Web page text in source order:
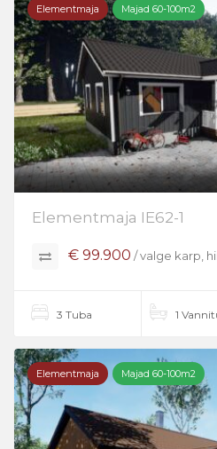
Elementmaja Majad 60-100m2
Elementmaja IE62-1
€ 99.900 / valge karp,
3 Tuba 1
Elementmaja Majad 60-100m2